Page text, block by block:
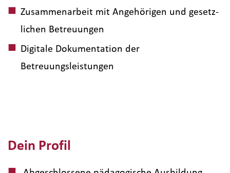
Zusammenarbeit mit Ange­hörigen und gesetz­
lichen Betreuungen
Digitale Dokumentation der
Betreuungsleistungen
Dein Profil